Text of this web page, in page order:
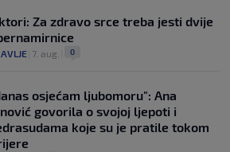
Za zdravo srce treba jesti dvije
7. aug. 0
osjećam ljubomoru": Ana
govorila o svojoj ljepoti i
koje su je pratile tokom